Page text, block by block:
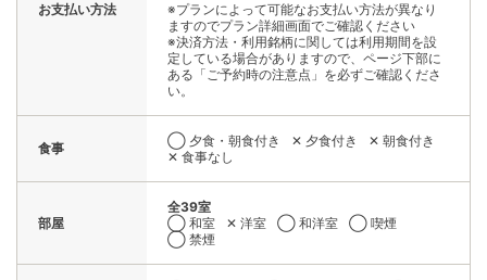
お支払い方法
※プランによって可能なお支払い方法が異なり
ますのでプラン詳細画面でご確認ください
※決済方法・利用銘柄に関しては利用期間を設
定している場合がありますので、ページ下部に
ある「ご予約時の注意点」を必ずご確認くださ
い。
食事 ◯ 夕食・朝食付き ✕ 夕食付き
✕ 朝食付き
✕ 食事なし
部屋
全39室
◯ 和室
✕ 洋室 ◯ 和洋室
◯ 喫煙
◯ 禁煙